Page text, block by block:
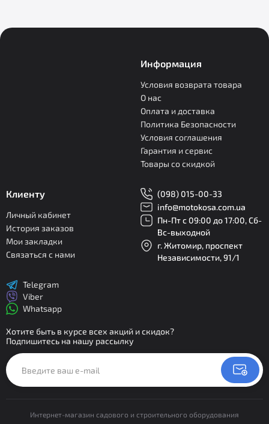
Информация
Условия возврата товара
О нас
Оплата и доставка
Политика Безопасности
Условия соглашения
Гарантия и сервис
Товары со скидкой
Клиенту
Личный кабинет
История заказов
Мои закладки
Связаться с нами
Хотите быть в курсе всех акций и скидок?
Подпишитесь на нашу рассылку
(098) 015-00-33
info@motokosa.com.ua
Пн-Пт с 09:00 до 17:00, Сб-
Вс-выходной
г. Житомир, проспект
Независимости, 91/1
Telegram
Viber
Whatsapp
Интернет-магазин садового и строительного оборудования